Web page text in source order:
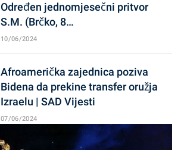
Određen jednomjesečni pritvor
S.M. (Brčko, 8…
10/06/2024
Afroamerička zajednica poziva
Bidena da prekine transfer oružja
Izraelu | SAD Vijesti
07/06/2024